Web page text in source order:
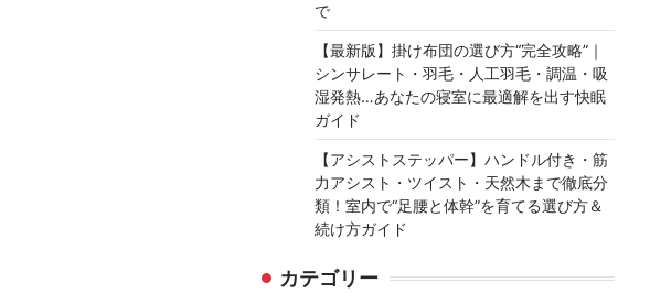
で
【最新版】掛け布団の選び方“完全攻略”｜
シンサレート・羽毛・人工羽毛・調温・吸
湿発熱…あなたの寝室に最適解を出す快眠
ガイド
【アシストステッパー】ハンドル付き・筋
力アシスト・ツイスト・天然木まで徹底分
類！室内で“足腰と体幹”を育てる選び方＆
続け方ガイド
カテゴリー